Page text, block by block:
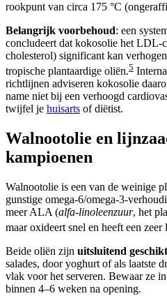
rookpunt van circa 175 °C
Belangrijk voorbehoud: een
concludeert dat kokosolie het LDL-
cholesterol) significant kan
tropische plantaardige oliën.5
richtlijnen adviseren kokosolie
name niet bij een verhoogd
twijfel je huisarts of diëtist.
Walnootolie en
kampioenen
Walnootolie is een van de weinige
gunstige omega-6/omega-3-
meer ALA (alfa-linoleenzuur, het
maar oxideert snel en heeft een zeer
Beide oliën zijn uitsluitend
salades, door yoghurt of als laatste
vlak voor het serveren. Bewaar ze
binnen 4–6 weken na opening.